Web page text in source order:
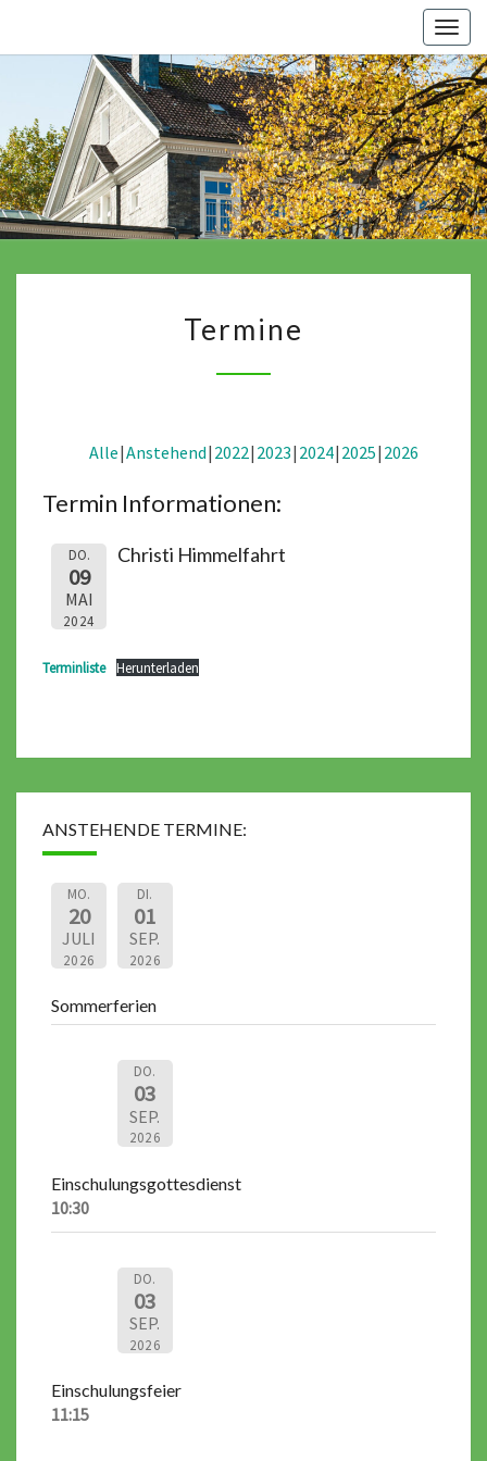
Termine
Alle Anstehend 2022 2023 2024 2025 2026
Termin Informationen:
DO.
09
MAI
2024
Christi Himmelfahrt
Terminliste Herunterladen
ANSTEHENDE TERMINE:
MO.
20
JULI
2026
DI.
01
SEP.
2026
Sommerferien
DO.
03
SEP.
2026
Einschulungsgottesdienst
10:30
DO.
03
SEP.
2026
Einschulungsfeier
11:15